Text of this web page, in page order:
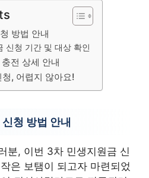
방법 안내
신청 기간 및 대상 확인
전 상세 안내
, 어렵지 않아요!
청 방법 안내
분, 이번 3차 민생지원금 신
은 보탬이 되고자 마련되었